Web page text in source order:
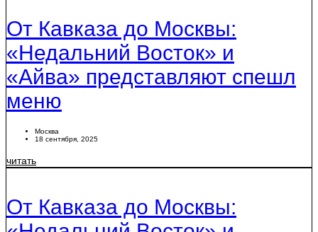
От Кавказа до Москвы:
«Недальний Восток» и
«Айва» представляют спешл
меню
Москва
18 сентября, 2025
читать
От Кавказа до Москвы: